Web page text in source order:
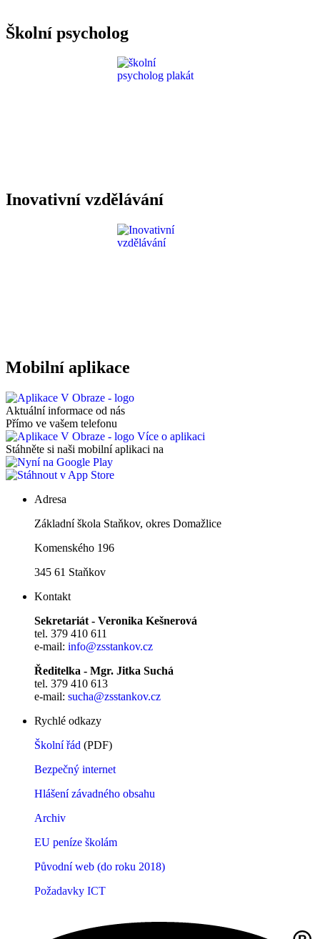
Školní psycholog
Inovativní vzdělávání
Mobilní aplikace
Aktuální informace od nás
Přímo ve vašem telefonu
Více o aplikaci
Stáhněte si naši mobilní aplikaci na
Adresa
Základní škola Staňkov, okres Domažlice
Komenského 196
345 61 Staňkov
Kontakt
Sekretariát - Veronika Kešnerová
tel. 379 410 611
e-mail: info@zsstankov.cz
Ředitelka - Mgr. Jitka Suchá
tel. 379 410 613
e-mail: sucha@zsstankov.cz
Rychlé odkazy
Školní řád (PDF)
Bezpečný internet
Hlášení závadného obsahu
Archiv
EU peníze školám
Původní web (do roku 2018)
Požadavky ICT